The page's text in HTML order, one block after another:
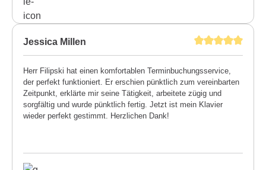
Jessica Millen
Herr Filipski hat einen komfortablen Terminbuchungsservice,
der perfekt funktioniert. Er erschien pünktlich zum vereinbarten
Zeitpunkt, erklärte mir seine Tätigkeit, arbeitete zügig und
sorgfältig und wurde pünktlich fertig. Jetzt ist mein Klavier
wieder perfekt gestimmt. Herzlichen Dank!